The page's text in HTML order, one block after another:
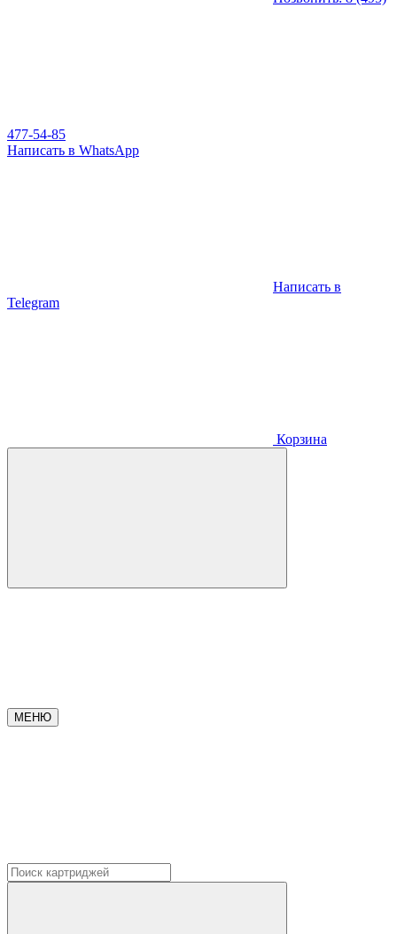
477-54-85
Написать в WhatsApp
Написать в
Telegram
Корзина
МЕНЮ